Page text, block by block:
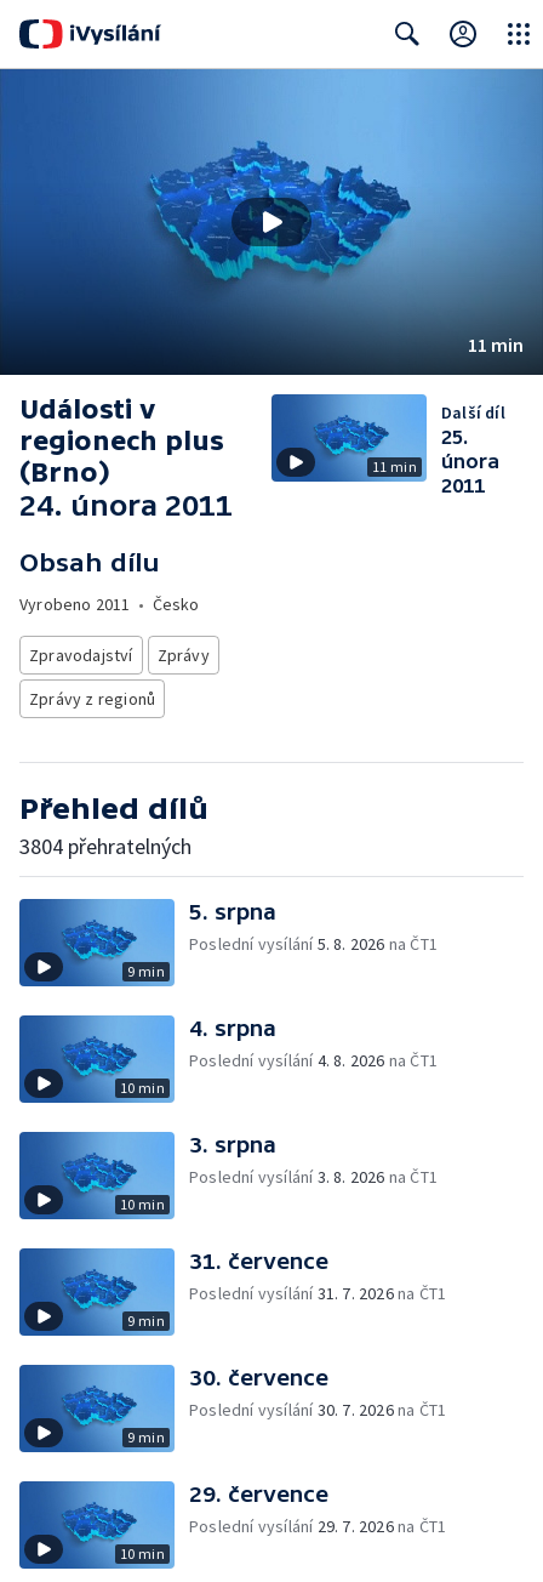
11 min
Události v
regionech plus
(Brno)
24. února 2011
Obsah dílu
Vyrobeno 2011 • Česko
Zpravodajství
Zprávy
Zprávy z regionů
11 min
Další díl
25.
února
2011
Přehled dílů
3804 přehratelných
9 min
5. srpna
Poslední vysílání5. 8. 2026 na ČT1
10 min
4. srpna
Poslední vysílání4. 8. 2026 na ČT1
10 min
3. srpna
Poslední vysílání3. 8. 2026 na ČT1
9 min
31. července
Poslední vysílání31. 7. 2026na ČT1
9 min
30. července
Poslední vysílání30. 7. 2026na ČT1
10 min
29. července
Poslední vysílání 29. 7. 2026na ČT1